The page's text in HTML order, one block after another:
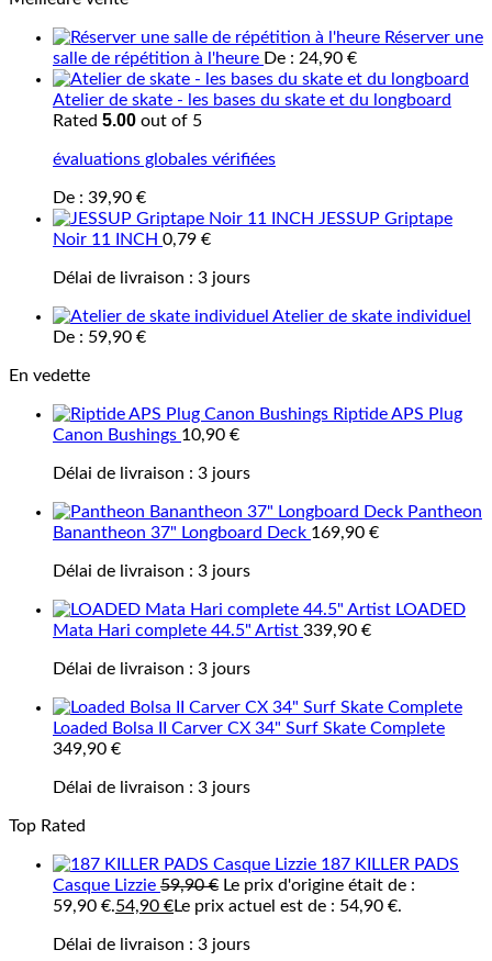
Réserver une
salle de répétition à l'heure De : 24,90 €
Atelier de skate - les bases du skate et du longboard
Rated 5.00 out of 5
évaluations globales vérifiées
De : 39,90 €
JESSUP Griptape
Noir 11 INCH 0,79 €
Délai de livraison : 3 jours
Atelier de skate individuel
De : 59,90 €
En vedette
Riptide APS Plug
Canon Bushings 10,90 €
Délai de livraison : 3 jours
Pantheon
Banantheon 37" Longboard Deck 169,90 €
Délai de livraison : 3 jours
LOADED
Mata Hari complete 44.5" Artist 339,90 €
Délai de livraison : 3 jours
Loaded Bolsa II Carver CX 34" Surf Skate Complete
349,90 €
Délai de livraison : 3 jours
Top Rated
187 KILLER PADS
Casque Lizzie 59,90€ Le prix d'origine était de :
59,90 €.54,90 €Le prix actuel est de : 54,90 €.
Délai de livraison : 3 jours